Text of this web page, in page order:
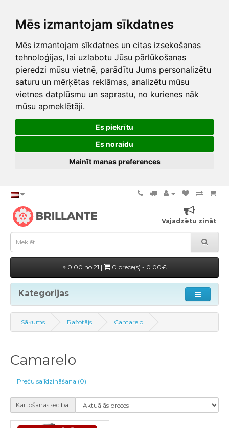
Mēs izmantojam sīkdatnes
Mēs izmantojam sīkdatnes un citas izsekošanas
tehnoloģijas, lai uzlabotu Jūsu pārlūkošanas
pieredzi mūsu vietnē, parādītu Jums personalizētu
saturu un mērķētas reklāmas, analizētu mūsu
vietnes datplūsmu un saprastu, no kurienes nāk
mūsu apmeklētāji.
Es piekrītu
Es noraidu
Mainīt manas preferences
Vajadzētu zināt
0.00 no 21 | 0 prece(s) - 0.00€
Kategorijas
Sākums Ražotājs Camarelo
Camarelo
Preču salīdzināšana (0)
Kārtošanas secība: